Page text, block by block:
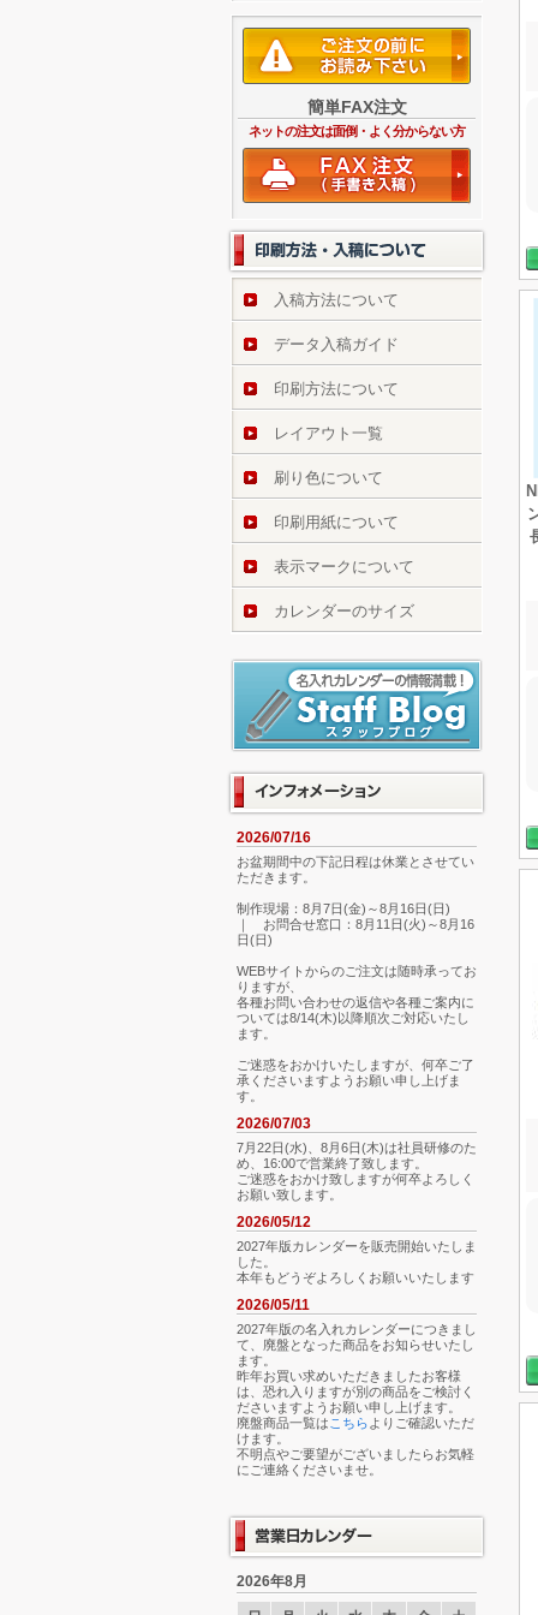
簡単FAX注文
ネットの注文は面倒・よく分からない方
入稿方法について
データ入稿ガイド
印刷方法について
レイアウト一覧
刷り色について
印刷用紙について
表示マークについて
カレンダーのサイズ
2026/07/16
お盆期間中の下記日程は休業とさせてい
ただきます。
制作現場：8月7日(金)～8月16日(日)
｜ お問合せ窓口：8月11日(火)～8月16
日(日)
WEBサイトからのご注文は随時承ってお
りますが、
各種お問い合わせの返信や各種ご案内に
ついては8/14(木)以降順次ご対応いたし
ます。
ご迷惑をおかけいたしますが、何卒ご了
承くださいますようお願い申し上げま
す。
2026/07/03
7月22日(水)、8月6日(木)は社員研修のた
め、16:00で営業終了致します。
ご迷惑をおかけ致しますが何卒よろしく
お願い致します。
2026/05/12
2027年版カレンダーを販売開始いたしま
した。
本年もどうぞよろしくお願いいたします
2026/05/11
2027年版の名入れカレンダーにつきまし
て、廃盤となった商品をお知らせいたし
ます。
昨年お買い求めいただきましたお客様
は、恐れ入りますが別の商品をご検討く
ださいますようお願い申し上げます。
廃盤商品一覧は こちら よりご確認いただ
けます。
不明点やご要望がございましたらお気軽
にご連絡くださいませ。
2026年8月